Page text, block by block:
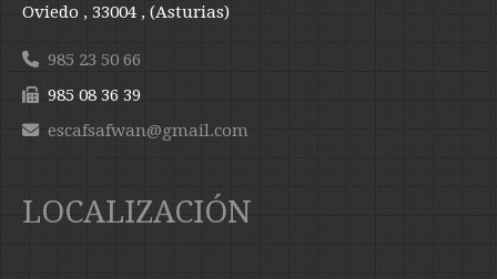
Oviedo , 33004 , (Asturias)
985 23 50 66
985 08 36 39
escafsafwan
gmail.com
LOCALIZACIÓN